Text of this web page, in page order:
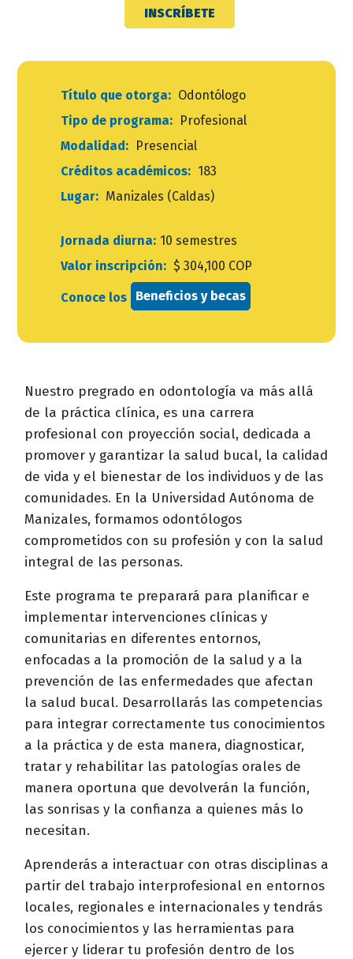
INSCRÍBETE
Título que otorga:Odontólogo
Tipo de programa:Profesional
Modalidad:Presencial
Créditos académicos:183
Lugar:Manizales (Caldas)
Jornada diurna:10 semestres
Valor inscripción:$ 304,100 COP
Conoce los Beneficios y becas
Nuestro pregrado en odontología va más allá
de la práctica clínica, es una carrera
profesional con proyección social, dedicada a
promover y garantizar la salud bucal, la calidad
de vida y el bienestar de los individuos y de las
comunidades. En la Universidad Autónoma de
Manizales, formamos odontólogos
comprometidos con su profesión y con la salud
integral de las personas.
Este programa te preparará para planificar e
implementar intervenciones clínicas y
comunitarias en diferentes entornos,
enfocadas a la promoción de la salud y a la
prevención de las enfermedades que afectan
la salud bucal. Desarrollarás las competencias
para integrar correctamente tus conocimientos
a la práctica y de esta manera, diagnosticar,
tratar y rehabilitar las patologías orales de
manera oportuna que devolverán la función,
las sonrisas y la confianza a quienes más lo
necesitan.
Aprenderás a interactuar con otras disciplinas a
partir del trabajo interprofesional en entornos
locales, regionales e internacionales y tendrás
los conocimientos y las herramientas para
ejercer y liderar tu profesión dentro de los